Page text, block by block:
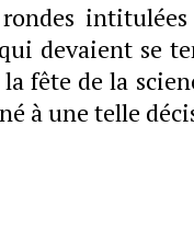
devaient se
fête de la
à une telle